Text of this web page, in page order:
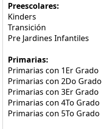
Preescolares:
Kinders
Transición
Pre Jardines Infantiles
Primarias:
Primarias con 1Er Grado
Primarias con 2Do Grado
Primarias con 3Er Grado
Primarias con 4To Grado
Primarias con 5To Grado